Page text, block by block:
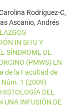
Rodríguez-C,
Ascanio, Andrés
IN SITU Y
SÍNDROME DE
(PMWS) EN
de la Facultad de
Núm. 1 (2009)
HISTOLOGÍA DEL
UNA INFUSIÓN DE